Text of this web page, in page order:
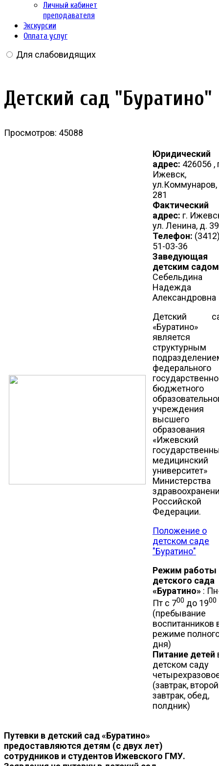
Личный кабинет
преподавателя
Экскурсии
Оплата услуг
Для слабовидящих
Детский сад "Буратино"
Просмотров: 45088
Юридический
адрес: 426056 ,
Ижевск,
ул.Коммунаров,
281
Фактический
адрес: г.
ул. Ленина, д. 39
Телефон:
51-03-36
Заведующая
детским
Себельдина
Надежда
Александровна
Детский
«Буратино»
является
структурным
федерального
бюджетного
учреждения
высшего
образования
«Ижевский
медицинский
университет»
Министерства
Российской
Федерации.
Положение о
детском саде
"Буратино"
Режим работы
детского сада
«Буратино» :
Пт с 700 до 1900
(пребывание
воспитанников
режиме
дня)
Питание детей
детском саду
(завтрак, второй
завтрак, обед,
полдник)
Путевки в детский сад «Буратино»
предоставляются детям (с двух лет)
сотрудников и студентов Ижевского ГМУ.